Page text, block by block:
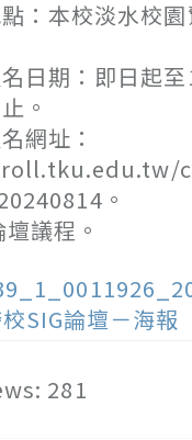
本校淡水校園
期：即日起至
。
址：
。
議程。
SIG論壇－海報
281